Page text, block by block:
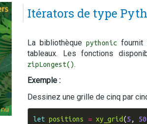
Itérators de type
La bibliothèque pythonic fournit
tableaux. Les fonctions
zipLongest().
Exemple :
Dessinez une grille de cinq par
let positions = xy_grid(5 , 50